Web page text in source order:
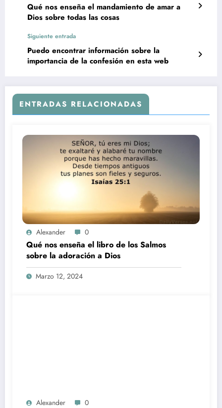
Qué nos enseña el mandamiento de amar a
Dios sobre todas las cosas
Siguiente entrada
Puedo encontrar información sobre la
importancia de la confesión en esta web
ENTRADAS RELACIONADAS
Alexander 0
Qué nos enseña el libro de los Salmos
sobre la adoración a Dios
Marzo 12, 2024
Alexander 0